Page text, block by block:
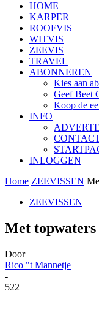
HOME
KARPER
ROOFVIS
WITVIS
ZEEVIS
TRAVEL
ABONNEREN
Kies aan
Geef Beet
Koop de
INFO
INLOGGEN
Home ZEEVISSEN
ZEEVISSEN
Met topwaters
Door
Rico "t Mannetje
-
522